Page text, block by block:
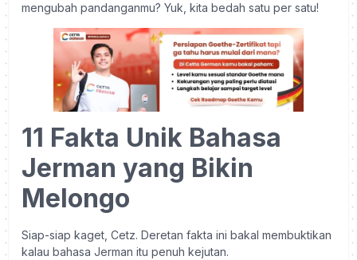
mengubah pandanganmu? Yuk, kita bedah satu per satu!
11 Fakta Unik Bahasa
Jerman yang Bikin
Melongo
Siap-siap kaget, Cetz. Deretan fakta ini bakal membuktikan
kalau bahasa Jerman itu penuh kejutan.